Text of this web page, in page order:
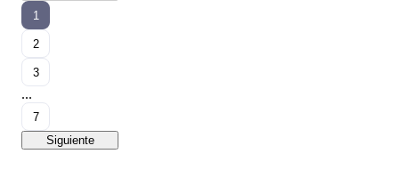
1
2
3
...
7
Siguiente